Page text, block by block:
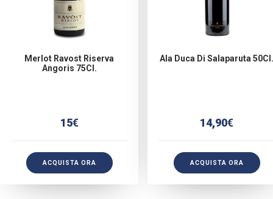
Merlot Ravost Riserva
Angoris 75Cl.
15€
ACQUISTA ORA
Ala Duca Di Salaparuta 50Cl.
14,90€
ACQUISTA ORA